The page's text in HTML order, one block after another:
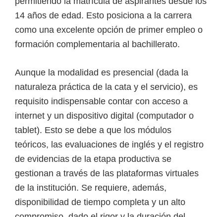
14 años de edad. Esto posiciona a la carrera
como una excelente opción de primer empleo o
formación complementaria al bachillerato.
Aunque la modalidad es presencial (dada la
naturaleza práctica de la cata y el servicio), es
requisito indispensable contar con acceso a
internet y un dispositivo digital (computador o
tablet). Esto se debe a que los módulos
teóricos, las evaluaciones de inglés y el registro
de evidencias de la etapa productiva se
gestionan a través de las plataformas virtuales
de la institución. Se requiere, además,
disponibilidad de tiempo completa y un alto